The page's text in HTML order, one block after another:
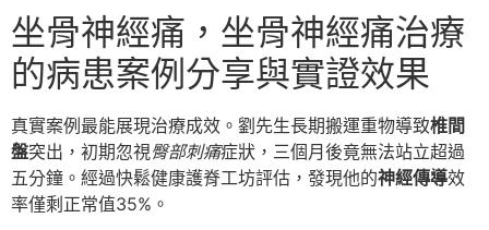
坐骨神經痛，坐骨神經痛治療
的病患案例分享與實證效果
真實案例最能展現治療成效。劉先生長期搬運重物導致椎間
盤突出，初期忽視臀部刺痛症狀，三個月後竟無法站立超過
五分鐘。經過快鬆健康護脊工坊評估，發現他的神經傳導效
率僅剩正常值35%。